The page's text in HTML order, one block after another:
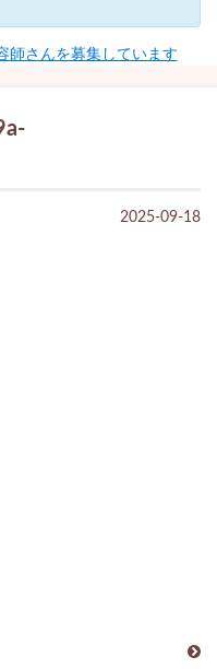
師さんを募集しています
2025-09-18